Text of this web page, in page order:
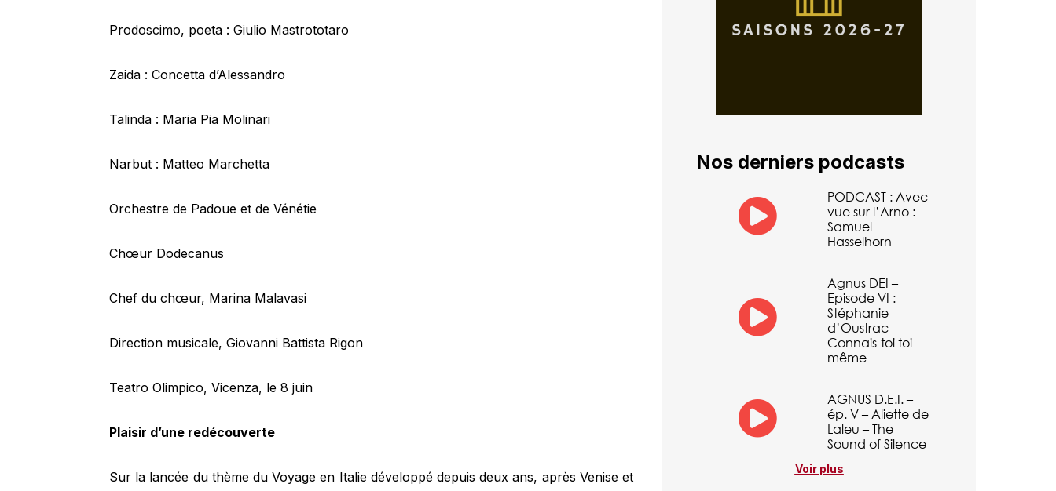
Prodoscimo, poeta : Giulio Mastrototaro
Zaida : Concetta d’Alessandro
Talinda : Maria Pia Molinari
Narbut : Matteo Marchetta
Orchestre de Padoue et de Vénétie
Chœur Dodecanus
Chef du chœur, Marina Malavasi
Direction musicale, Giovanni Battista Rigon
Teatro Olimpico, Vicenza, le 8 juin
Plaisir d’une redécouverte
Sur la lancée du thème du Voyage en Italie développé depuis deux ans, après Venise et
Nos derniers podcasts
PODCAST : Avec
vue sur l’Arno :
Samuel
Hasselhorn
Agnus DEI –
Episode VI :
Stéphanie
d’Oustrac –
Connais-toi toi
même
AGNUS D.E.I. –
ép. V – Aliette de
Laleu – The
Sound of Silence
Voir plus